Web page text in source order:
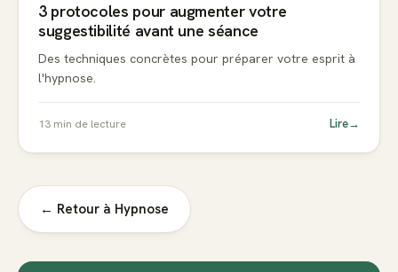
3 protocoles pour augmenter votre
suggestibilité avant une séance
Des techniques concrètes pour préparer votre esprit à
l'hypnose.
13 min de lecture Lire→
← Retour à Hypnose